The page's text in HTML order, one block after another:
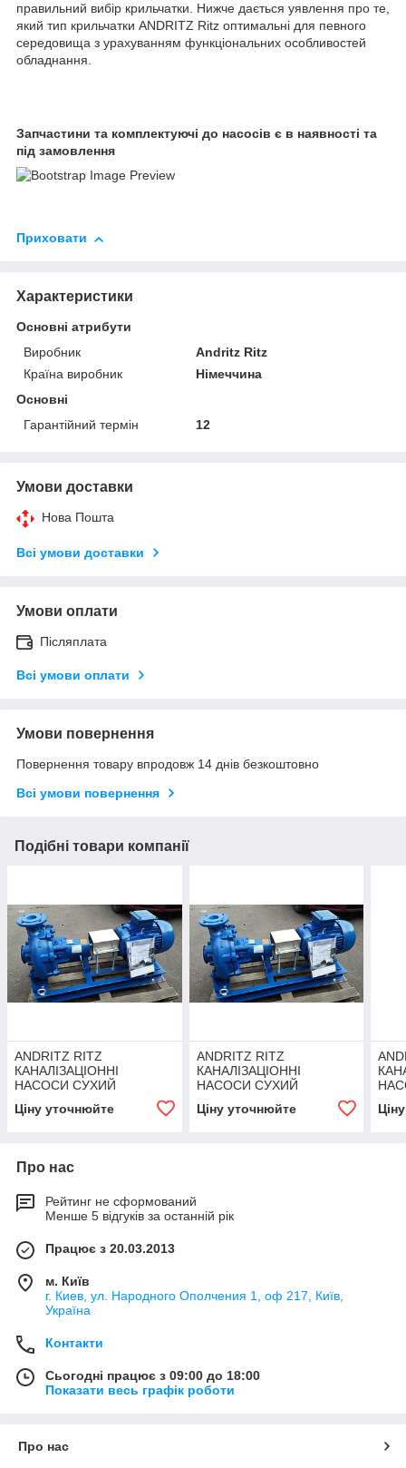
правильний вибір крильчатки. Нижче дається уявлення про те,
який тип крильчатки ANDRITZ Ritz оптимальні для певного
середовища з урахуванням функціональних особливостей
обладнання.
Запчастини та комплектуючі до насосів є в наявності та
під замовлення
Приховати
Характеристики
Основні атрибути
Виробник
Andritz Ritz
Країна виробник
Німеччина
Основні
Гарантійний термін
12
Умови доставки
Нова Пошта
Всі умови доставки
Умови оплати
Післяплата
Всі умови оплати
Умови повернення
Повернення товару впродовж 14 днів безкоштовно
Всі умови повернення
Подібні товари компанії
ANDRITZ RITZ
КАНАЛІЗАЦІОННІ
НАСОСИ СУХИЙ
ВСТАНОВКИ СЕРІЇ SD 65-
315.Z/E+3/4
Ціну уточнюйте
ANDRITZ RITZ
КАНАЛІЗАЦІОННІ
НАСОСИ СУХИЙ
ВСТАНОВКИ СЕРІЇ SD 65-
315.Z/E+15/4
Ціну уточнюйте
Про нас
Рейтинг не сформований
Менше 5 відгуків за останній рік
Працює з 20.03.2013
м. Київ
г. Киев, ул. Народного Ополчения 1, оф 217, Київ,
Україна
Контакти
Сьогодні працює з 09:00 до 18:00
Показати весь графік роботи
Про нас